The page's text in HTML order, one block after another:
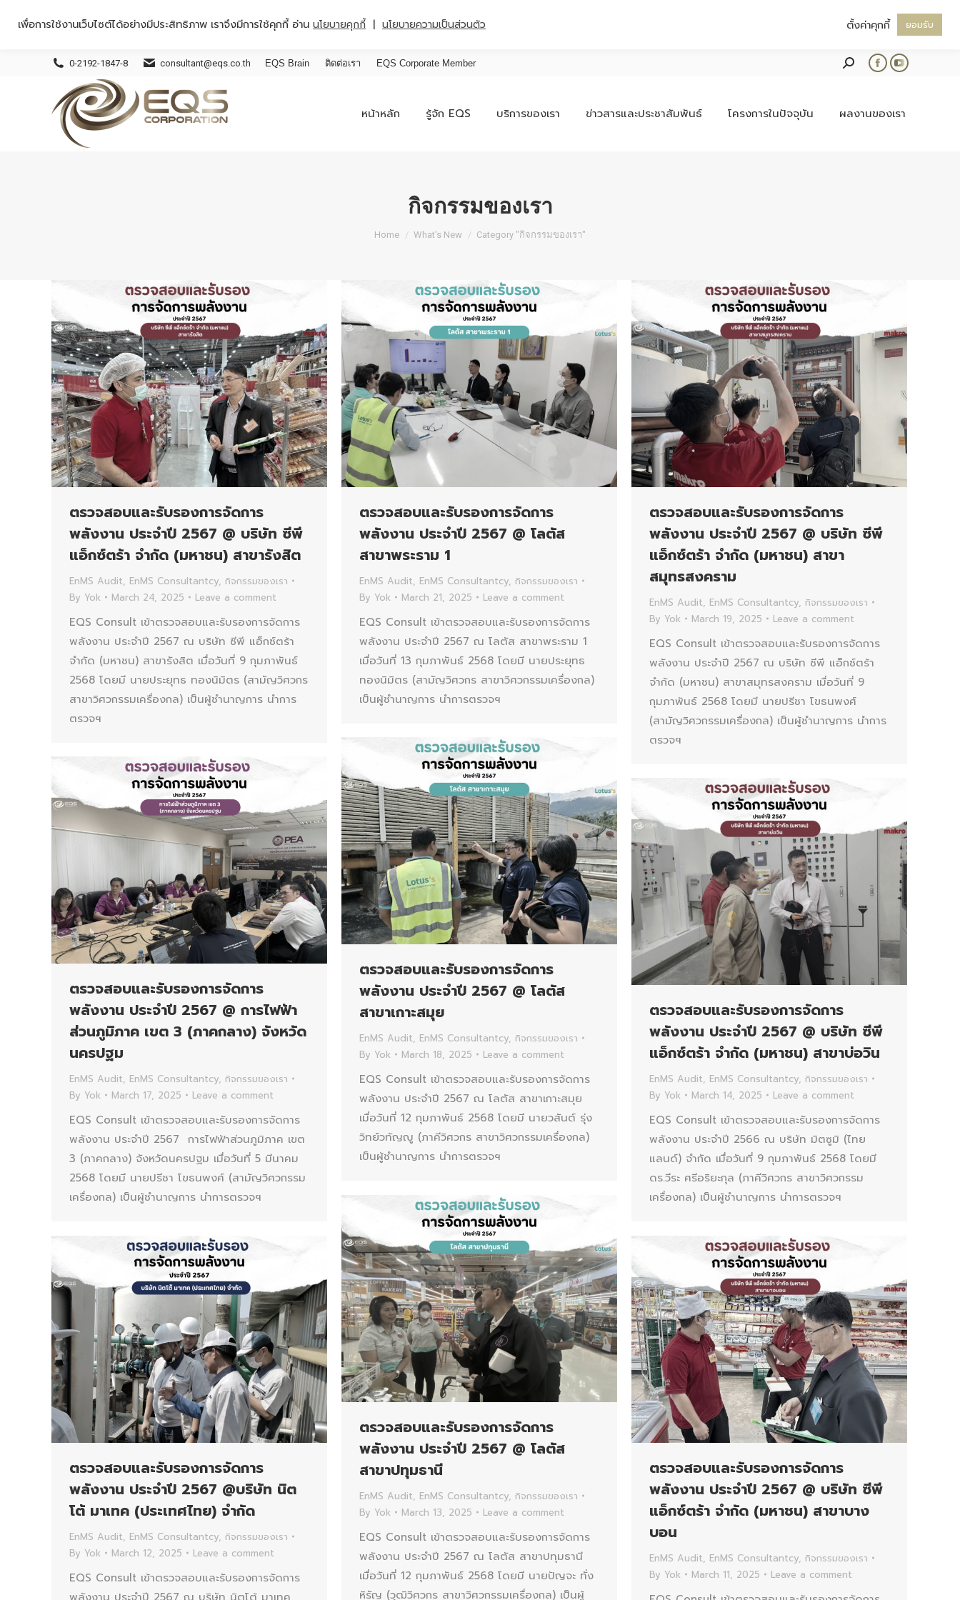
0-2192-1847-8 consultant@eqs.co.th EQS Brain ติดต่อเรา EQS Corporate Member Search:
Facebook
opens
YouTube
opens
หน้าหลัก รู้จัก EQS บริการของเรา ข่าวสารและประชาสัมพันธ์ โครงการในปัจจุบัน ผลงานของเรา
กิจกรรมของเรา
You are here:
Home What's New Category "กิจกรรมของเรา"
ตรวจสอบและรับรองการจัดการ
พลังงาน ประจำปี 2567 @ บริษัท ซีพี
แอ็กซ์ตร้า จำกัด (มหาชน) สาขารังสิต
EnMS Audit, EnMS Consultantcy, กิจกรรมของเรา
By Yok March 24, 2025 Leave a comment
EQS Consult เข้าตรวจสอบและรับรองการจัดการ
พลังงาน ประจำปี 2567 ณ บริษัท ซีพี แอ็กซ์ตร้า
จำกัด (มหาชน) สาขารังสิต เมื่อวันที่ 9 กุมภาพันธ์
2568 โดยมี นายประยุทธ ทองนิมิตร (สามัญวิศวกร
สาขาวิศวกรรมเครื่องกล) เป็นผู้ชำนาญการ นำการ
ตรวจฯ
ตรวจสอบและรับรองการจัดการ
พลังงาน ประจำปี 2567 @ โลตัส
สาขาพระราม 1
EnMS Audit, EnMS Consultantcy, กิจกรรมของเรา
By Yok March 21, 2025 Leave a comment
EQS Consult เข้าตรวจสอบและรับรองการจัดการ
พลังงาน ประจำปี 2567 ณ โลตัส สาขาพระราม 1
เมื่อวันที่ 13 กุมภาพันธ์ 2568 โดยมี นายประยุทธ
ทองนิมิตร (สามัญวิศวกร สาขาวิศวกรรมเครื่องกล)
เป็นผู้ชำนาญการ นำการตรวจฯ
ตรวจสอบและรับรองการจัดการ
พลังงาน ประจำปี 2567 @ บริษัท ซีพี
แอ็กซ์ตร้า จำกัด (มหาชน) สาขา
สมุทรสงคราม
EnMS Audit, EnMS Consultantcy, กิจกรรมของเรา
By Yok March 19, 2025 Leave a comment
EQS Consult เข้าตรวจสอบและรับรองการจัดการ
พลังงาน ประจำปี 2567 ณ บริษัท ซีพี แอ็กซ์ตร้า
จำกัด (มหาชน) สาขาสมุทรสงคราม เมื่อวันที่ 9
กุมภาพันธ์ 2568 โดยมี นายปรีชา โขธนพงศ์
(สามัญวิศวกรรมเครื่องกล) เป็นผู้ชำนาญการ นำการ
ตรวจฯ
ตรวจสอบและรับรองการจัดการ
พลังงาน ประจำปี 2567 @ โลตัส
สาขาเกาะสมุย
EnMS Audit, EnMS Consultantcy, กิจกรรมของเรา
By Yok March 18, 2025 Leave a comment
EQS Consult เข้าตรวจสอบและรับรองการจัดการ
พลังงาน ประจำปี 2567 ณ โลตัส สาขาเกาะสมุย
เมื่อวันที่ 12 กุมภาพันธ์ 2568 โดยมี นายวสันต์ รุ่ง
วิทย์วทัญญู (ภาคีวิศวกร สาขาวิศวกรรมเครื่องกล)
เป็นผู้ชำนาญการ นำการตรวจฯ
ตรวจสอบและรับรองการจัดการ
พลังงาน ประจำปี 2567 @ การไฟฟ้า
ส่วนภูมิภาค เขต 3 (ภาคกลาง) จังหวัด
นครปฐม
EnMS Audit, EnMS Consultantcy, กิจกรรมของเรา
By Yok March 17, 2025 Leave a comment
EQS Consult เข้าตรวจสอบและรับรองการจัดการ
พลังงาน ประจำปี 2567 การไฟฟ้าส่วนภูมิภาค เขต
3 (ภาคกลาง) จังหวัดนครปฐม เมื่อวันที่ 5 มีนาคม
2568 โดยมี นายปรีชา โขธนพงศ์ (สามัญวิศวกรรม
เครื่องกล) เป็นผู้ชำนาญการ นำการตรวจฯ
ตรวจสอบและรับรองการจัดการ
พลังงาน ประจำปี 2567 @ บริษัท ซีพี
แอ็กซ์ตร้า จำกัด (มหาชน) สาขาบ่อวิน
EnMS Audit, EnMS Consultantcy, กิจกรรมของเรา
By Yok March 14, 2025 Leave a comment
EQS Consult เข้าตรวจสอบและรับรองการจัดการ
พลังงาน ประจำปี 2566 ณ บริษัท มิตซูมิ (ไทย
แลนด์) จำกัด เมื่อวันที่ 9 กุมภาพันธ์ 2568 โดยมี
ดร.วีระ ศรีอริยะกุล (ภาคีวิศวกร สาขาวิศวกรรม
เครื่องกล) เป็นผู้ชำนาญการ นำการตรวจฯ
ตรวจสอบและรับรองการจัดการ
พลังงาน ประจำปี 2567 @ โลตัส
สาขาปทุมธานี
EnMS Audit, EnMS Consultantcy, กิจกรรมของเรา
By Yok March 13, 2025 Leave a comment
EQS Consult เข้าตรวจสอบและรับรองการจัดการ
พลังงาน ประจำปี 2567 ณ โลตัส สาขาปทุมธานี
เมื่อวันที่ 12 กุมภาพันธ์ 2568 โดยมี นายปัญจะ ทั่ง
หิรัญ (วุฒิวิศวกร สาขาวิศวกรรมเครื่องกล) เป็นผู้
ตรวจสอบและรับรองการจัดการ
พลังงาน ประจำปี 2567 @บริษัท นิต
โต้ มาเทค (ประเทศไทย) จำกัด
EnMS Audit, EnMS Consultantcy, กิจกรรมของเรา
By Yok March 12, 2025 Leave a comment
EQS Consult เข้าตรวจสอบและรับรองการจัดการ
ตรวจสอบและรับรองการจัดการ
พลังงาน ประจำปี 2567 @ บริษัท ซีพี
แอ็กซ์ตร้า จำกัด (มหาชน) สาขาบาง
บอน
EnMS Audit, EnMS Consultantcy, กิจกรรมของเรา
By Yok March 11, 2025 Leave a comment
เพื่อการใช้งานเว็บไซต์ได้อย่างมีประสิทธิภาพ เราจึงมีการใช้คุกกี้ อ่าน นโยบายคุกกี้ | นโยบายความเป็นส่วนตัว ตั้งค่าคุกกี้ ยอมรับ